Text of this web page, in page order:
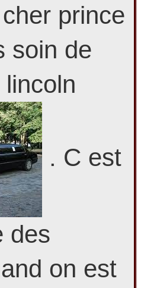
prince
soin de
. C est
des
on est